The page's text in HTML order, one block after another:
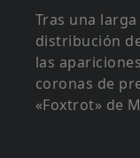
Tras una
distribución
las
coronas de
«Foxtrot» de